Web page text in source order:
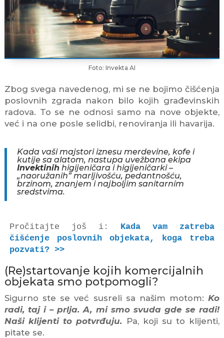
Foto: Invekta AI
Zbog svega navedenog, mi se ne bojimo čišćenja
poslovnih zgrada nakon bilo kojih građevinskih
radova. To se ne odnosi samo na nove objekte,
već i na one posle selidbi, renoviranja ili havarija.
Kada vaši majstori iznesu merdevine, kofe i
kutije sa alatom, nastupa uvežbana ekipa
Invektinih higijeničara i higijeničarki –
„naoružanih” marljivošću, pedantnošću,
brzinom, znanjem i najboljim sanitarnim
sredstvima.
Pročitajte još i: Kada vam zatreba
čišćenje poslovnih objekata, koga treba
pozvati? >>
(Re)startovanje kojih komercijalnih
objekata smo potpomogli?
Sigurno ste se već susreli sa našim motom: Ko
radi, taj i – prlja. A, mi smo svuda gde se radi!
Naši klijenti to potvrđuju. Pa, koji su to klijenti,
pitate se.